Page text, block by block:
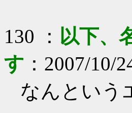
130 ： 以下、
す ： 2007/10/
なんという